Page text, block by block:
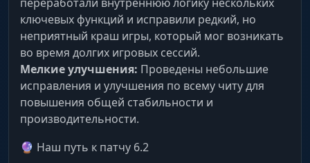
Auto Dialogs & Skip Cutscenes
Убийца сюжета. Авто-пропуск диалогов и
катсцен. Пролетай душные квесты Паймон со
скоростью света и забирай награды.
Visuals & Profile (Комфорт и
ключевых функций и исправили редкий, но
неприятный краш игры, который мог возникать
во время долгих игровых сессий.
Мелкие улучшения: Проведены небольшие
исправления и улучшения по всему читу для
повышения общей стабильности и
производительности.
🔮 Наш путь к патчу 6.2